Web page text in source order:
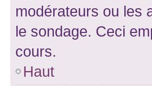
modérateurs ou les
le sondage. Ceci
cours.
Haut